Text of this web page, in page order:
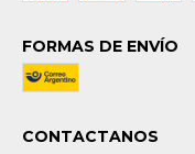
FORMAS DE ENVÍO
CONTACTANOS